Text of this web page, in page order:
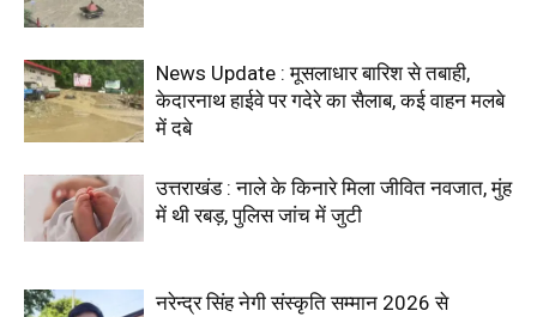
News Update : मूसलाधार बारिश से तबाही,
केदारनाथ हाईवे पर गदेरे का सैलाब, कई वाहन मलबे
में दबे
उत्तराखंड : नाले के किनारे मिला जीवित नवजात, मुंह
में थी रबड़, पुलिस जांच में जुटी
नरेन्द्र सिंह नेगी संस्कृति सम्मान 2026 से